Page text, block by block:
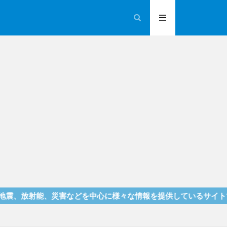
災害などを中心に様々な情報を提供しているサイトです！